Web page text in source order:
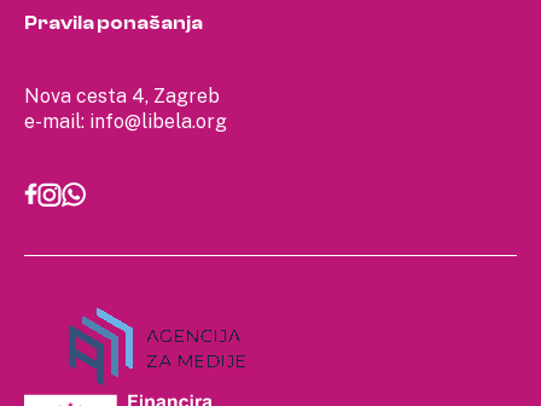
Nova cesta 4, Zagreb
e-mail: info@libela.org
Pravila ponašanja